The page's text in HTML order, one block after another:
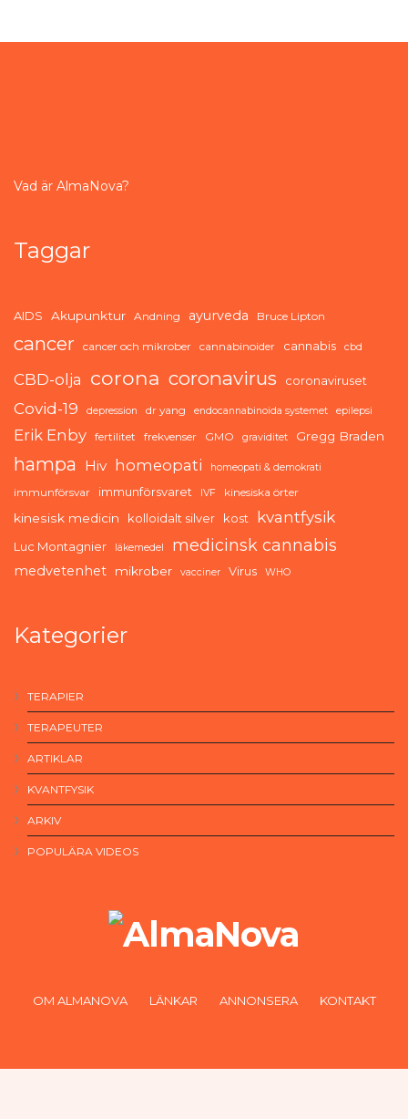
Vad är AlmaNova?
Taggar
AIDS Akupunktur Andning ayurveda Bruce Lipton
cancer cancer och mikrober cannabinoider cannabis cbd
CBD-olja corona coronavirus coronaviruset
Covid-19 depression dr yang endocannabinoida systemet epilepsi
Erik Enby fertilitet frekvenser GMO graviditet Gregg Braden
hampa Hiv homeopati homeopati & demokrati
immunförsvar immunförsvaret IVF kinesiska örter
kinesisk medicin kolloidalt silver kost kvantfysik
Luc Montagnier läkemedel medicinsk cannabis
medvetenhet mikrober vacciner Virus WHO
Kategorier
TERAPIER
TERAPEUTER
ARTIKLAR
KVANTFYSIK
ARKIV
POPULÄRA VIDEOS
OM ALMANOVA LÄNKAR ANNONSERA KONTAKT